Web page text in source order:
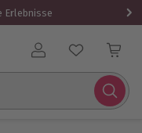
Erlebnisse
Benutzerkonto